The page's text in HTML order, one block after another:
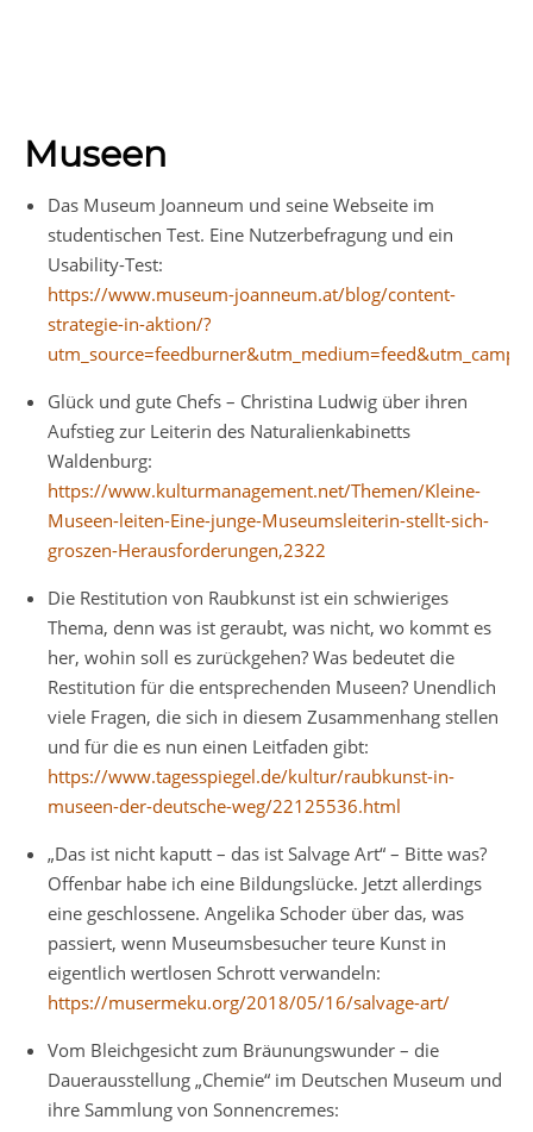
Museen
Das Museum Joanneum und seine Webseite im
studentischen Test. Eine Nutzerbefragung und ein
Usability-Test:
https://www.museum-joanneum.at/blog/content-
strategie-in-aktion/?
Glück und gute Chefs – Christina Ludwig über ihren
Aufstieg zur Leiterin des Naturalienkabinetts
Waldenburg:
https://www.kulturmanagement.net/Themen/Kleine-
Museen-leiten-Eine-junge-Museumsleiterin-stellt-sich-
groszen-Herausforderungen,2322
Die Restitution von Raubkunst ist ein schwieriges
Thema, denn was ist geraubt, was nicht, wo kommt es
her, wohin soll es zurückgehen? Was bedeutet die
Restitution für die entsprechenden Museen? Unendlich
viele Fragen, die sich in diesem Zusammenhang stellen
und für die es nun einen Leitfaden gibt:
https://www.tagesspiegel.de/kultur/raubkunst-in-
museen-der-deutsche-weg/22125536.html
„Das ist nicht kaputt – das ist Salvage Art“ – Bitte was?
Offenbar habe ich eine Bildungslücke. Jetzt allerdings
eine geschlossene. Angelika Schoder über das, was
passiert, wenn Museumsbesucher teure Kunst in
eigentlich wertlosen Schrott verwandeln:
https://musermeku.org/2018/05/16/salvage-art/
Vom Bleichgesicht zum Bräunungswunder – die
Dauerausstellung „Chemie“ im Deutschen Museum und
ihre Sammlung von Sonnencremes: